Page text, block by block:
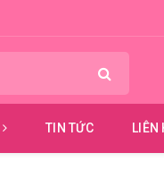
TIN TỨC LIÊN